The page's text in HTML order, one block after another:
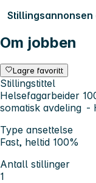
Stillingsannonsen
Om jobben
Lagre favoritt
Stillingstittel
Helsefagarbeider
somatisk avdeling -
Type ansettelse
Fast, heltid 100%
Antall stillinger
1